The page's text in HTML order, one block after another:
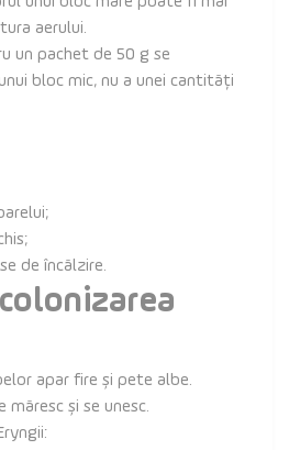
aerului.
un pachet de 50 g se
bloc mic, nu a unei cantități
de încălzire.
apar fire și pete albe.
și se unesc.